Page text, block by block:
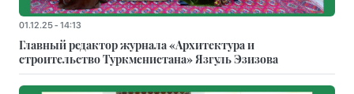
01.12.25 - 14:13
Главный редактор журнала «Архитектура и
строительство Туркменистана» Язгуль Эзизова